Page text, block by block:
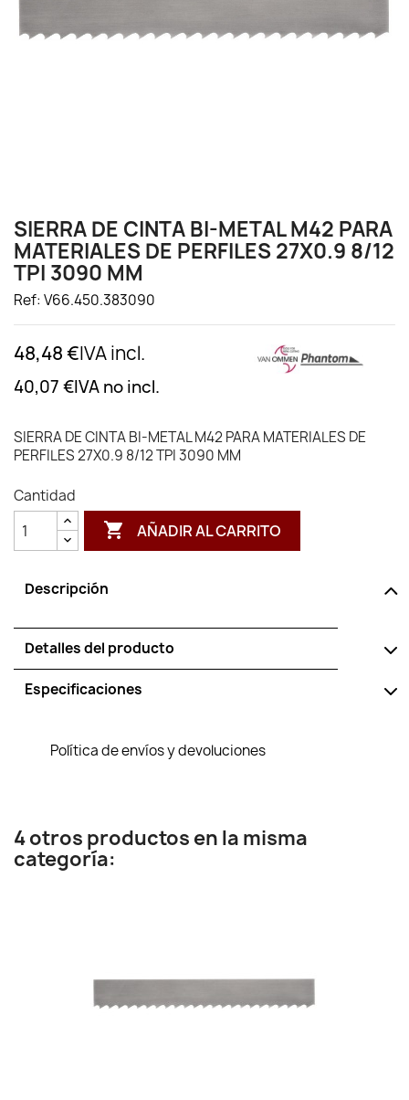
SIERRA DE CINTA BI-METAL M42 PARA
MATERIALES DE PERFILES 27X0.9 8/12
TPI 3090 MM
Ref: V66.450.383090
48,48 €IVA incl.
40,07 €IVA no incl.
SIERRA DE CINTA BI-METAL M42 PARA MATERIALES DE
PERFILES 27X0.9 8/12 TPI 3090 MM
Cantidad
 AÑADIR AL CARRITO
Descripción
Detalles del producto
Especificaciones
Política de envíos y devoluciones
4 otros productos en la misma
categoría: